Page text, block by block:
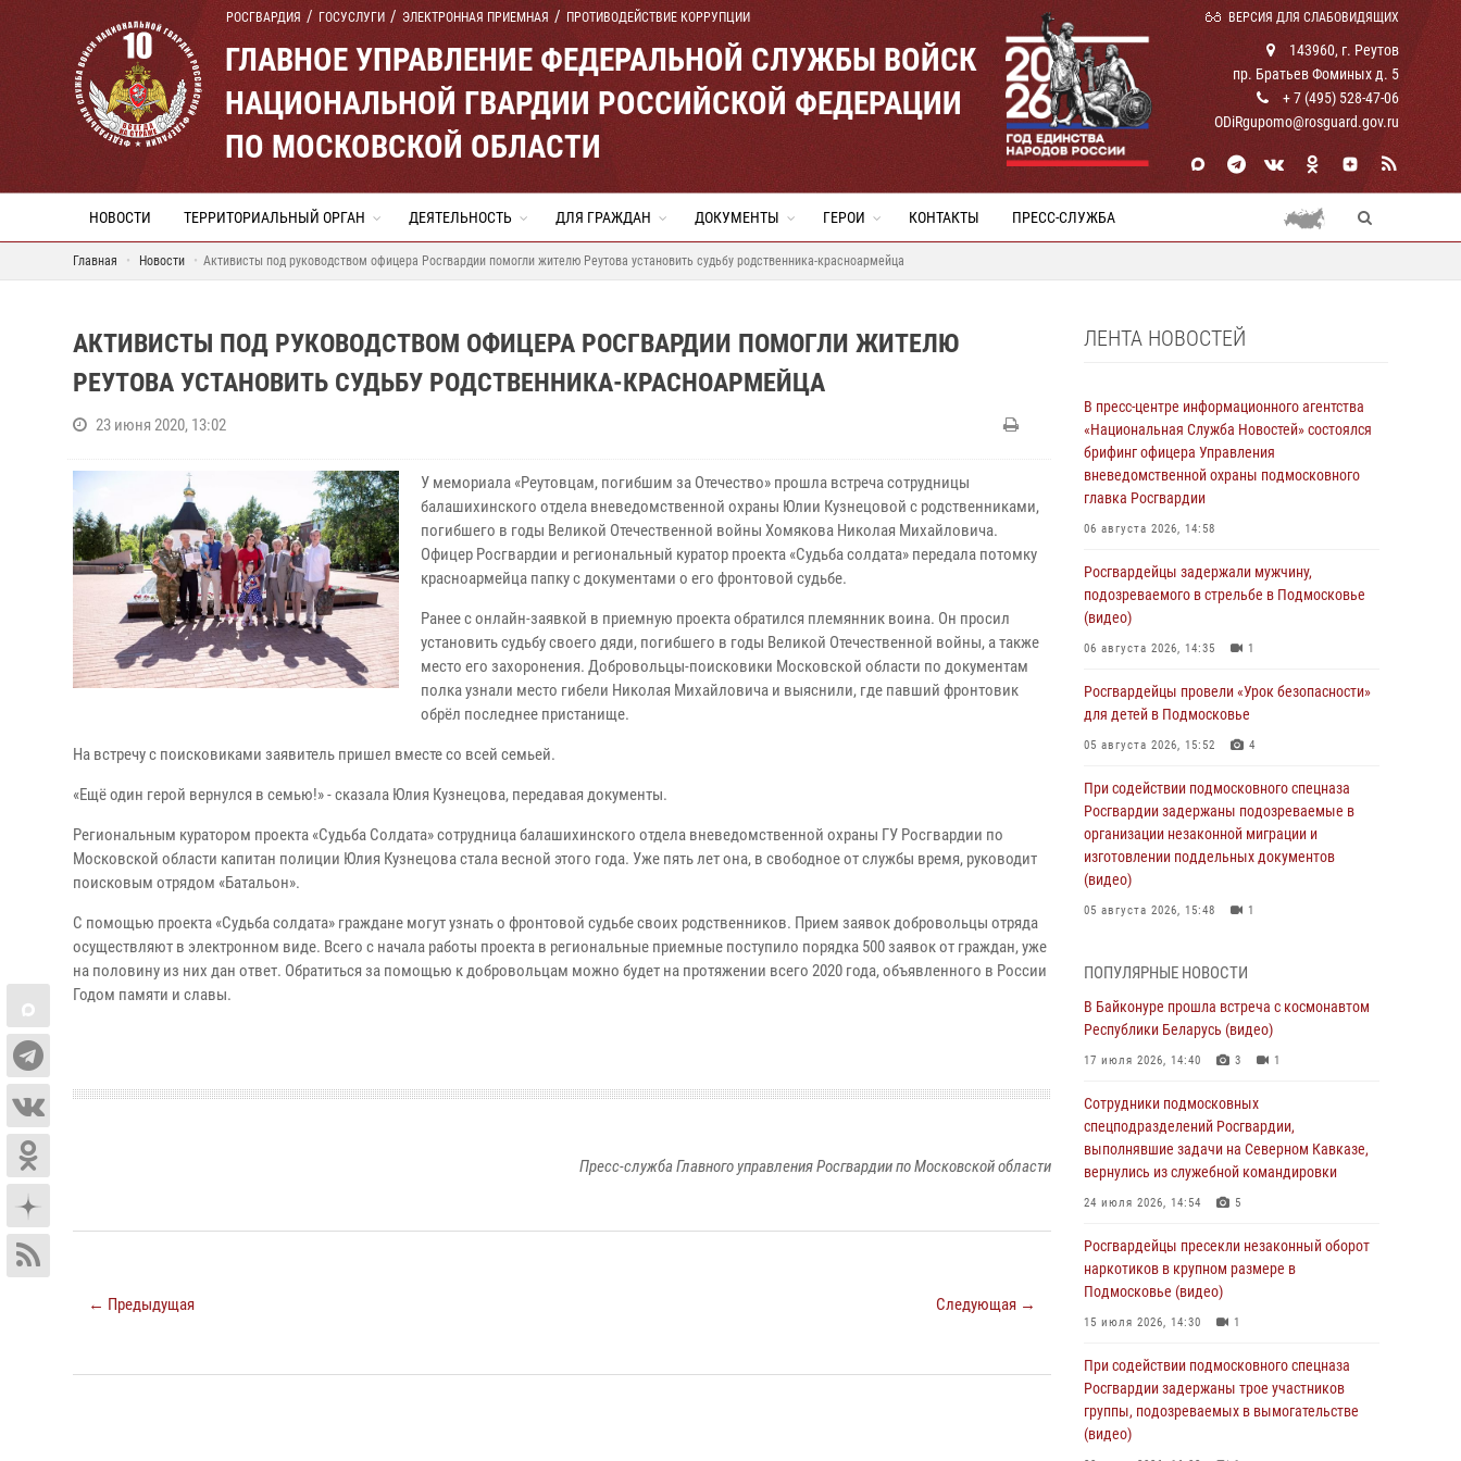
РОСГВАРДИЯ ГОСУСЛУГИ ЭЛЕКТРОННАЯ ПРИЕМНАЯ ПРОТИВОДЕЙСТВИЕ КОРРУПЦИИ ВЕРСИЯ ДЛЯ СЛАБОВИДЯЩИХ
ГЛАВНОЕ УПРАВЛЕНИЕ ФЕДЕРАЛЬНОЙ СЛУЖБЫ ВОЙСК
НАЦИОНАЛЬНОЙ ГВАРДИИ РОССИЙСКОЙ ФЕДЕРАЦИИ
ПО МОСКОВСКОЙ ОБЛАСТИ
143960, г. Реутов
пр. Братьев Фоминых д. 5
+ 7 (495) 528-47-06
ODiRgupomo@rosguard.gov.ru
НОВОСТИ ТЕРРИТОРИАЛЬНЫЙ ОРГАН ДЕЯТЕЛЬНОСТЬ ДЛЯ ГРАЖДАН ДОКУМЕНТЫ ГЕРОИ КОНТАКТЫ ПРЕСС-СЛУЖБА
Главная Новости Активисты под руководством офицера Росгвардии помогли жителю Реутова установить судьбу родственника-красноармейца
АКТИВИСТЫ ПОД РУКОВОДСТВОМ ОФИЦЕРА РОСГВАРДИИ ПОМОГЛИ ЖИТЕЛЮ
РЕУТОВА УСТАНОВИТЬ СУДЬБУ РОДСТВЕННИКА-КРАСНОАРМЕЙЦА
23 июня 2020, 13:02
У мемориала «Реутовцам, погибшим за Отечество» прошла встреча сотрудницы
балашихинского отдела вневедомственной охраны Юлии Кузнецовой с родственниками,
погибшего в годы Великой Отечественной войны Хомякова Николая Михайловича.
Офицер Росгвардии и региональный куратор проекта «Судьба солдата» передала потомку
красноармейца папку с документами о его фронтовой судьбе.
Ранее с онлайн-заявкой в приемную проекта обратился племянник воина. Он просил
установить судьбу своего дяди, погибшего в годы Великой Отечественной войны, а также
место его захоронения. Добровольцы-поисковики Московской области по документам
полка узнали место гибели Николая Михайловича и выяснили, где павший фронтовик
обрёл последнее пристанище.
На встречу с поисковиками заявитель пришел вместе со всей семьей.
«Ещё один герой вернулся в семью!» - сказала Юлия Кузнецова, передавая документы.
Региональным куратором проекта «Судьба Солдата» сотрудница балашихинского отдела вневедомственной охраны ГУ Росгвардии по
Московской области капитан полиции Юлия Кузнецова стала весной этого года. Уже пять лет она, в свободное от службы время, руководит
поисковым отрядом «Батальон».
С помощью проекта «Судьба солдата» граждане могут узнать о фронтовой судьбе своих родственников. Прием заявок добровольцы отряда
осуществляют в электронном виде. Всего с начала работы проекта в региональные приемные поступило порядка 500 заявок от граждан, уже
на половину из них дан ответ. Обратиться за помощью к добровольцам можно будет на протяжении всего 2020 года, объявленного в России
Годом памяти и славы.
Пресс-служба Главного управления Росгвардии по Московской области
← Предыдущая Следующая →
ЛЕНТА НОВОСТЕЙ
В пресс-центре информационного агентства
«Национальная Служба Новостей» состоялся
брифинг офицера Управления
вневедомственной охраны подмосковного
главка Росгвардии
06 августа 2026, 14:58
Росгвардейцы задержали мужчину,
подозреваемого в стрельбе в Подмосковье
(видео)
06 августа 2026, 14:35 1
Росгвардейцы провели «Урок безопасности»
для детей в Подмосковье
05 августа 2026, 15:52 4
При содействии подмосковного спецназа
Росгвардии задержаны подозреваемые в
организации незаконной миграции и
изготовлении поддельных документов
(видео)
05 августа 2026, 15:48 1
супермаркета в Подмосковье (видео)
03 августа 2026, 15:32 1
Росгвардейцы пресекли кражу сантехники,
Подмосковье (видео)
03 августа 2026, 15:08 1
В Подмосковье отметили годовщину со Дня
образования ОМОН «Пересвет»
Офицер подмосковного главка Росгвардии
стал гостем эфира «Радио 1»
01 августа 2026, 17:57
Росгвардейцы задержали рецидивиста,
подозреваемого в краже на крупную сумму в
Подмосковье
31 июля 2026, 13:00
ПОПУЛЯРНЫЕ НОВОСТИ
В Байконуре прошла встреча с космонавтом
Республики Беларусь (видео)
17 июля 2026, 14:40 3 1
Сотрудники подмосковных
спецподразделений Росгвардии,
выполнявшие задачи на Северном Кавказе,
вернулись из служебной командировки
24 июля 2026, 14:54 5
Росгвардейцы пресекли незаконный оборот
наркотиков в крупном размере в
Подмосковье (видео)
15 июля 2026, 14:30 1
При содействии подмосковного спецназа
Росгвардии задержаны трое участников
группы, подозреваемых в вымогательстве
(видео)